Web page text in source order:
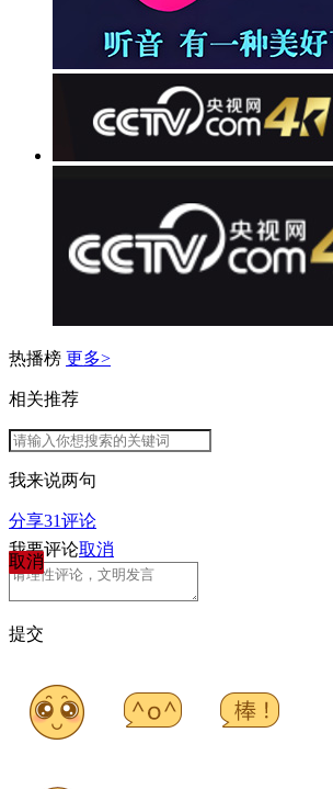
热播榜 更多>
相关推荐
我来说两句
分享31评论
取消
我要评论取消
提交